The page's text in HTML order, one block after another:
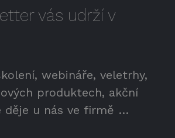
vás udrží v
webináře, veletrhy,
produktech, akční
děje u nás ve firmě …